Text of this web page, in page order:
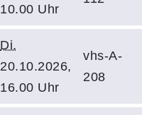
10.00 Uhr
Di.
20.10.2026,
16.00 Uhr
vhs-A-
208